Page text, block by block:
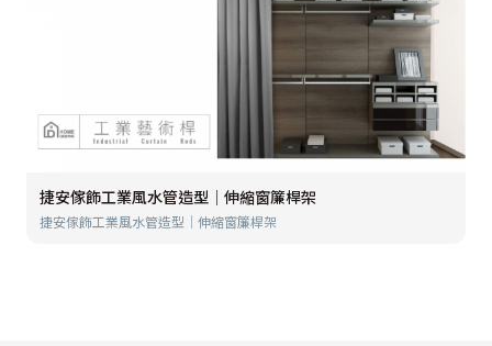
捷安傢飾工業風水管造型│伸縮窗簾桿架
捷安傢飾工業風水管造型│伸縮窗簾桿架